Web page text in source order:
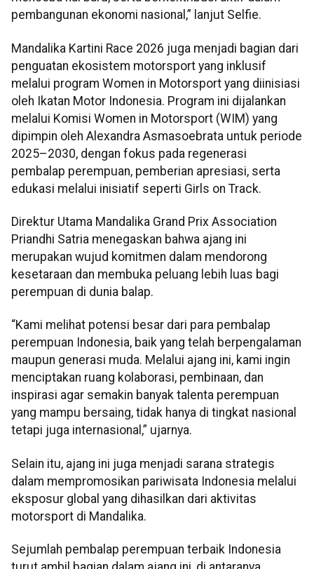
pembangunan ekonomi nasional,” lanjut Selfie.
Mandalika Kartini Race 2026 juga menjadi bagian dari
penguatan ekosistem motorsport yang inklusif
melalui program Women in Motorsport yang diinisiasi
oleh Ikatan Motor Indonesia. Program ini dijalankan
melalui Komisi Women in Motorsport (WIM) yang
dipimpin oleh Alexandra Asmasoebrata untuk periode
2025–2030, dengan fokus pada regenerasi
pembalap perempuan, pemberian apresiasi, serta
edukasi melalui inisiatif seperti Girls on Track.
Direktur Utama Mandalika Grand Prix Association
Priandhi Satria menegaskan bahwa ajang ini
merupakan wujud komitmen dalam mendorong
kesetaraan dan membuka peluang lebih luas bagi
perempuan di dunia balap.
“Kami melihat potensi besar dari para pembalap
perempuan Indonesia, baik yang telah berpengalaman
maupun generasi muda. Melalui ajang ini, kami ingin
menciptakan ruang kolaborasi, pembinaan, dan
inspirasi agar semakin banyak talenta perempuan
yang mampu bersaing, tidak hanya di tingkat nasional
tetapi juga internasional,” ujarnya.
Selain itu, ajang ini juga menjadi sarana strategis
dalam mempromosikan pariwisata Indonesia melalui
eksposur global yang dihasilkan dari aktivitas
motorsport di Mandalika.
Sejumlah pembalap perempuan terbaik Indonesia